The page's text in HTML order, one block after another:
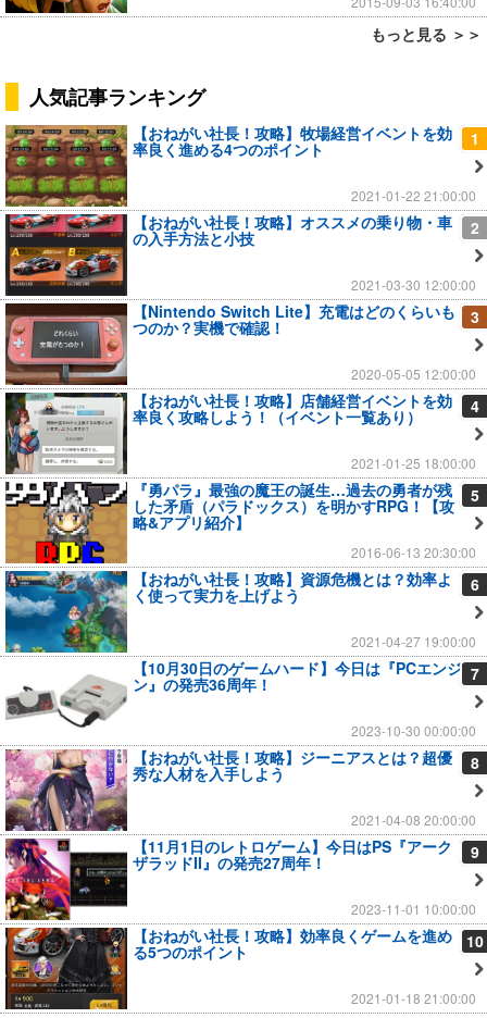
もっと見る ＞＞
人気記事ランキング
1
【おねがい社長！攻略】牧場経営イベントを効
率良く進める4つのポイント
2021-01-22 21:00:00
2
【おねがい社長！攻略】オススメの乗り物・車
の入手方法と小技
2021-03-30 12:00:00
3
【Nintendo Switch Lite】充電はどのくらいも
つのか？実機で確認！
2020-05-05 12:00:00
4
【おねがい社長！攻略】店舗経営イベントを効
率良く攻略しよう！（イベント一覧あり）
2021-01-25 18:00:00
5
『勇パラ』最強の魔王の誕生…過去の勇者が残
した矛盾（パラドックス）を明かすRPG！【攻
略&アプリ紹介】
2016-06-13 20:30:00
6
【おねがい社長！攻略】資源危機とは？効率よ
く使って実力を上げよう
2021-04-27 19:00:00
7
【10月30日のゲームハード】今日は『PCエンジ
ン』の発売36周年！
2023-10-30 00:00:00
8
【おねがい社長！攻略】ジーニアスとは？超優
秀な人材を入手しよう
2021-04-08 20:00:00
9
【11月1日のレトロゲーム】今日はPS『アーク
ザラッドII』の発売27周年！
2023-11-01 10:00:00
10
【おねがい社長！攻略】効率良くゲームを進め
る5つのポイント
2021-01-18 21:00:00